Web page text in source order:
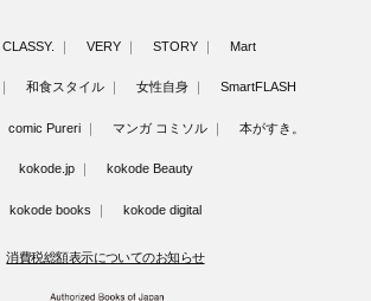
CLASSY. VERY STORY Mart
和食スタイル 女性自身 SmartFLASH
comic Pureri マンガ コミソル 本がすき。
kokode.jp kokode Beauty
kokode books kokode digital
消費税総額表示についてのお知らせ